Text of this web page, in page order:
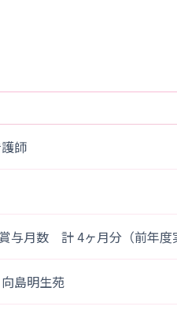
師
与月数 計 4ヶ月分（前年度
島明生苑